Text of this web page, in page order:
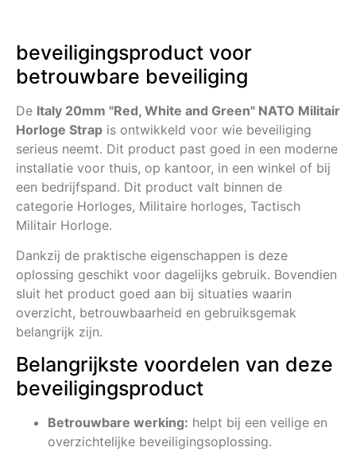
beveiligingsproduct voor
betrouwbare beveiliging
De Italy 20mm "Red, White and Green" NATO Militair
Horloge Strap is ontwikkeld voor wie beveiliging
serieus neemt. Dit product past goed in een moderne
installatie voor thuis, op kantoor, in een winkel of bij
een bedrijfspand. Dit product valt binnen de
categorie Horloges, Militaire horloges, Tactisch
Militair Horloge.
Dankzij de praktische eigenschappen is deze
oplossing geschikt voor dagelijks gebruik. Bovendien
sluit het product goed aan bij situaties waarin
overzicht, betrouwbaarheid en gebruiksgemak
belangrijk zijn.
Belangrijkste voordelen van deze
beveiligingsproduct
Betrouwbare werking: helpt bij een veilige en
overzichtelijke beveiligingsoplossing.